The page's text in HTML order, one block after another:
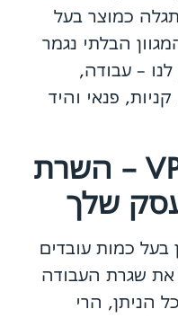
כמוצר בעל
הבלתי נגמר
– עבודה,
פנאי והיד
שרת וירטואלי VPS – השרת
שלך
בעל כמות עובדים
את שגרת העבודה
הניתן, הרי